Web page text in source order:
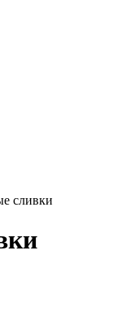
сливки